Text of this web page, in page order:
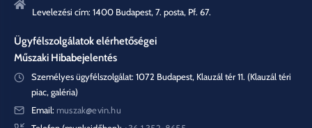
Levelezési cím: 1400 Budapest, 7. posta, Pf. 67.
Ügyfélszolgálatok elérhetőségei
Műszaki Hibabejelentés
Személyes ügyfélszolgálat: 1072 Budapest, Klauzál tér 11. (Klauzál téri
piac, galéria)
Email: muszak@evin.hu